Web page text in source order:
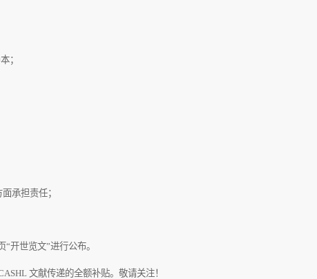
本；
承担责任；
“开世览文”进行公布。
文献传递的全额补贴。敬请关注！